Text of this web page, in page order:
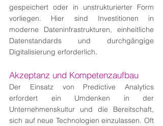
gespeichert oder in unstrukturierter Form
vorliegen. Hier sind Investitionen in
moderne Dateninfrastrukturen, einheitliche
Datenstandards und durchgängige
Digitalisierung erforderlich.
Akzeptanz und Kompetenzaufbau
Der Einsatz von Predictive Analytics
erfordert ein Umdenken in der
Unternehmenskultur und die Bereitschaft,
sich auf neue Technologien einzulassen. Oft